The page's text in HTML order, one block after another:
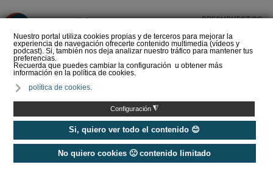
Nuestro portal utiliza cookies propias y de terceros para mejorar la
experiencia de navegación ofrecerte contenido multimedia (vídeos y
podcast). Si, también nos deja analizar nuestro tráfico para mantener tus
preferencias.
Recuerda que puedes cambiar la configuración u obtener más
información en la política de cookies.
política de cookies.
Configuración ◮
Si, quiero ver todo el contenido 😊
No quiero cookies 🙁 contenido limitado
PRESUPUESTOS
del Amperio (Episodio 3)
Etiquetas / rockwool